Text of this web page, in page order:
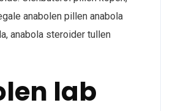
anabolen pillen anabola
anabola steroider tullen
lab